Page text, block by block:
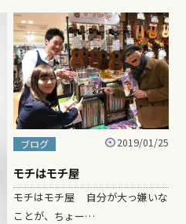
ブログ 2019/01/25
モチはモチ屋
モチはモチ屋 自分が大っ嫌いな
ことが、ちょー…